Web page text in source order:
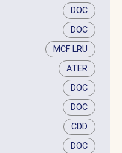
DOC
DOC
MCF LRU
ATER
DOC
DOC
CDD
DOC